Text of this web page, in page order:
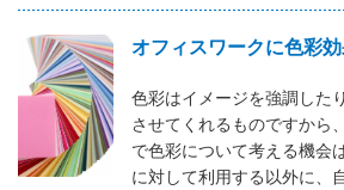
オフィスワークに色彩
色彩はイメージを強調した
させてくれるものですから
で色彩について考える機会
に対して利用する以外に、